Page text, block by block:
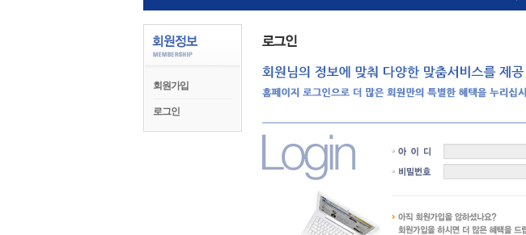
회원가입
로그인